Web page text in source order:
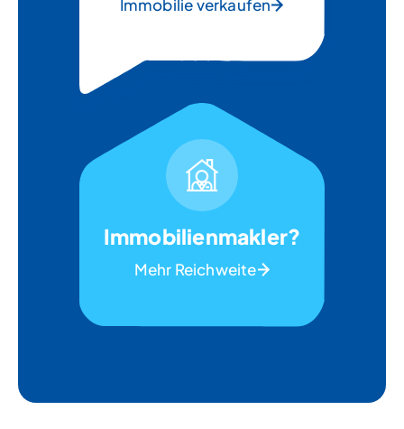
Immobilie verkaufen
Immobilienmakler?
Mehr Reichweite